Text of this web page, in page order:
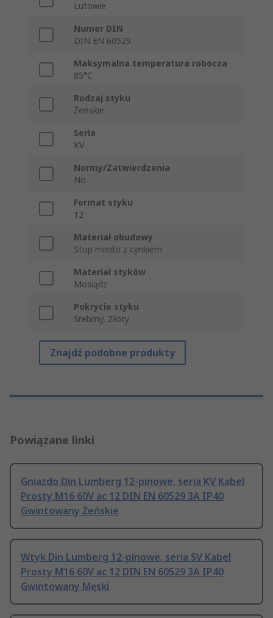
Lutowie
Numer DIN
DIN EN 60529
Maksymalna temperatura robocza
85°C
Rodzaj styku
Żeńskie
Seria
KV
Normy/Zatwierdzenia
No
Format styku
12
Materiał obudowy
Stop miedzi z cynkiem
Materiał styków
Mosiądz
Pokrycie styku
Srebrny, Złoty
Znajdź podobne produkty
Powiązane linki
Gniazdo Din Lumberg 12-pinowe, seria KV Kabel
Prosty M16 60V ac 12 DIN EN 60529 3A IP40
Gwintowany Żeńskie
Wtyk Din Lumberg 12-pinowe, seria SV Kabel
Prosty M16 60V ac 12 DIN EN 60529 3A IP40
Gwintowany Męski